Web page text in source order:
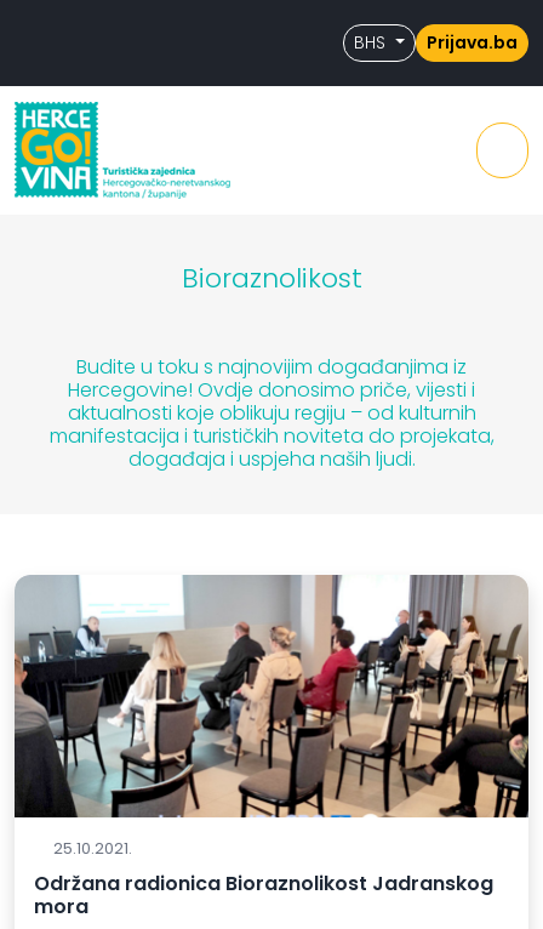
BHS Prijava.ba
Bioraznolikost
Budite u toku s najnovijim događanjima iz
Hercegovine! Ovdje donosimo priče, vijesti i
aktualnosti koje oblikuju regiju – od kulturnih
manifestacija i turističkih noviteta do projekata,
događaja i uspjeha naših ljudi.
25.10.2021.
Održana radionica Bioraznolikost Jadranskog
mora